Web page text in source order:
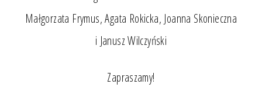
Małgorzata Frymus, Agata Rokicka, Joanna Skonieczna
i Janusz Wilczyński
Zapraszamy!